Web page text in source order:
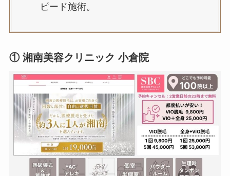
ピード施術。
① 湘南美容クリニック 小倉院